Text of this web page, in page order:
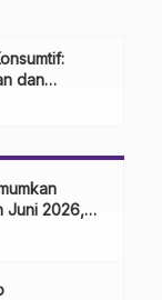
dan
Juni 2026,
Hingga